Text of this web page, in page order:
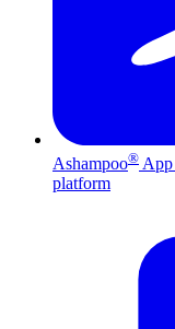
Ashampoo® App
platform